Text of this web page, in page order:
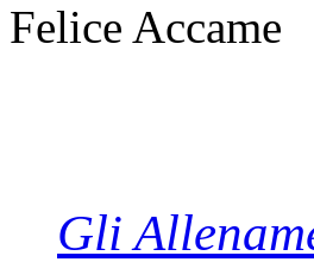
Felice Accame
Gli